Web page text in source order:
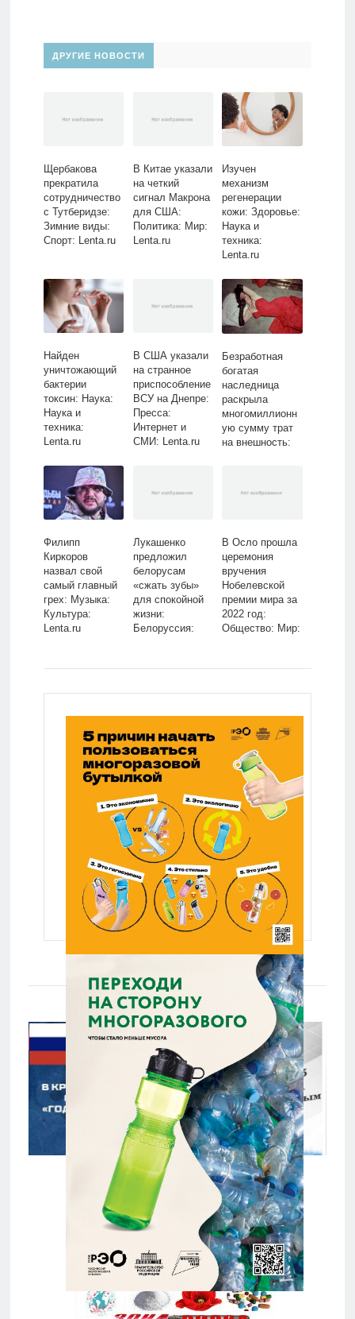
ДРУГИЕ НОВОСТИ
Щербакова
прекратила
сотрудничество
с Тутберидзе:
Зимние виды:
Спорт: Lenta.ru
В Китае указали
на четкий
сигнал Макрона
для США:
Политика: Мир:
Lenta.ru
Изучен
механизм
регенерации
кожи: Здоровье:
Наука и
техника:
Lenta.ru
Найден
уничтожающий
бактерии
токсин: Наука:
Наука и
техника:
Lenta.ru
В США указали
на странное
приспособление
ВСУ на Днепре:
Пресса:
Интернет и
СМИ: Lenta.ru
Безработная
богатая
наследница
раскрыла
многомиллионн
ую сумму трат
на внешность:
Филипп
Киркоров
назвал свой
самый главный
грех: Музыка:
Культура:
Lenta.ru
Лукашенко
предложил
белорусам
«сжать зубы»
для спокойной
жизни:
Белоруссия:
В Осло прошла
церемония
вручения
Нобелевской
премии мира за
2022 год:
Общество: Мир: